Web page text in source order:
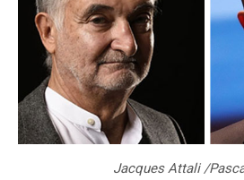
Jacques Attali /